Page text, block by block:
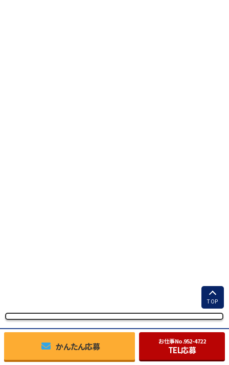
お仕事No.952-4722
TEL応募
かんたん応募
TOP